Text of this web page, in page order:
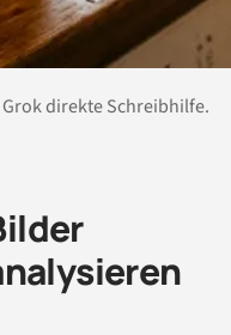
direkte Schreibhilfe.